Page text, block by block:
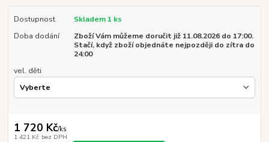
Dostupnost
Skladem 1 ks
Doba dodání
Zboží Vám můžeme doručit již 11.08.2026 do 17:00.
Stačí, když zboží objednáte nejpozději do zítra do
24:00
vel. děti
1 720 Kč/ks
1 421 Kč bez DPH